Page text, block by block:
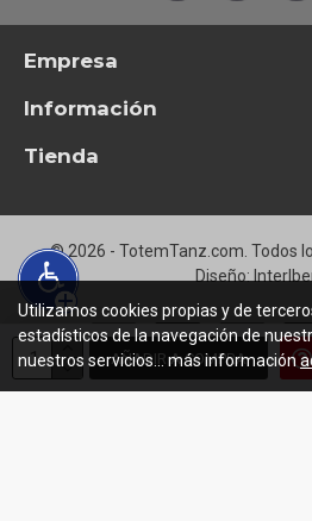
AÑADIR A COMPRA
Empresa
Información
Tienda
© 2026 - TotemTanz.com. Todos
Diseño:
Utilizamos cookies propias y de
estadísticos de la navegación de
nuestros servicios... más información